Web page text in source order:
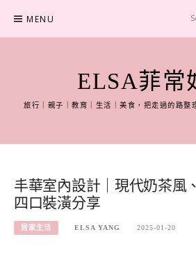
content
MENU
ELSA菲常
旅行｜親子｜教育｜生活｜美食，把走過的路整
丰華室內設計｜現代奶茶風
四口裝潢分享
居家生活 ELSA YANG 2025-01-20